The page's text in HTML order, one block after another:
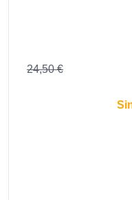
24,50 €